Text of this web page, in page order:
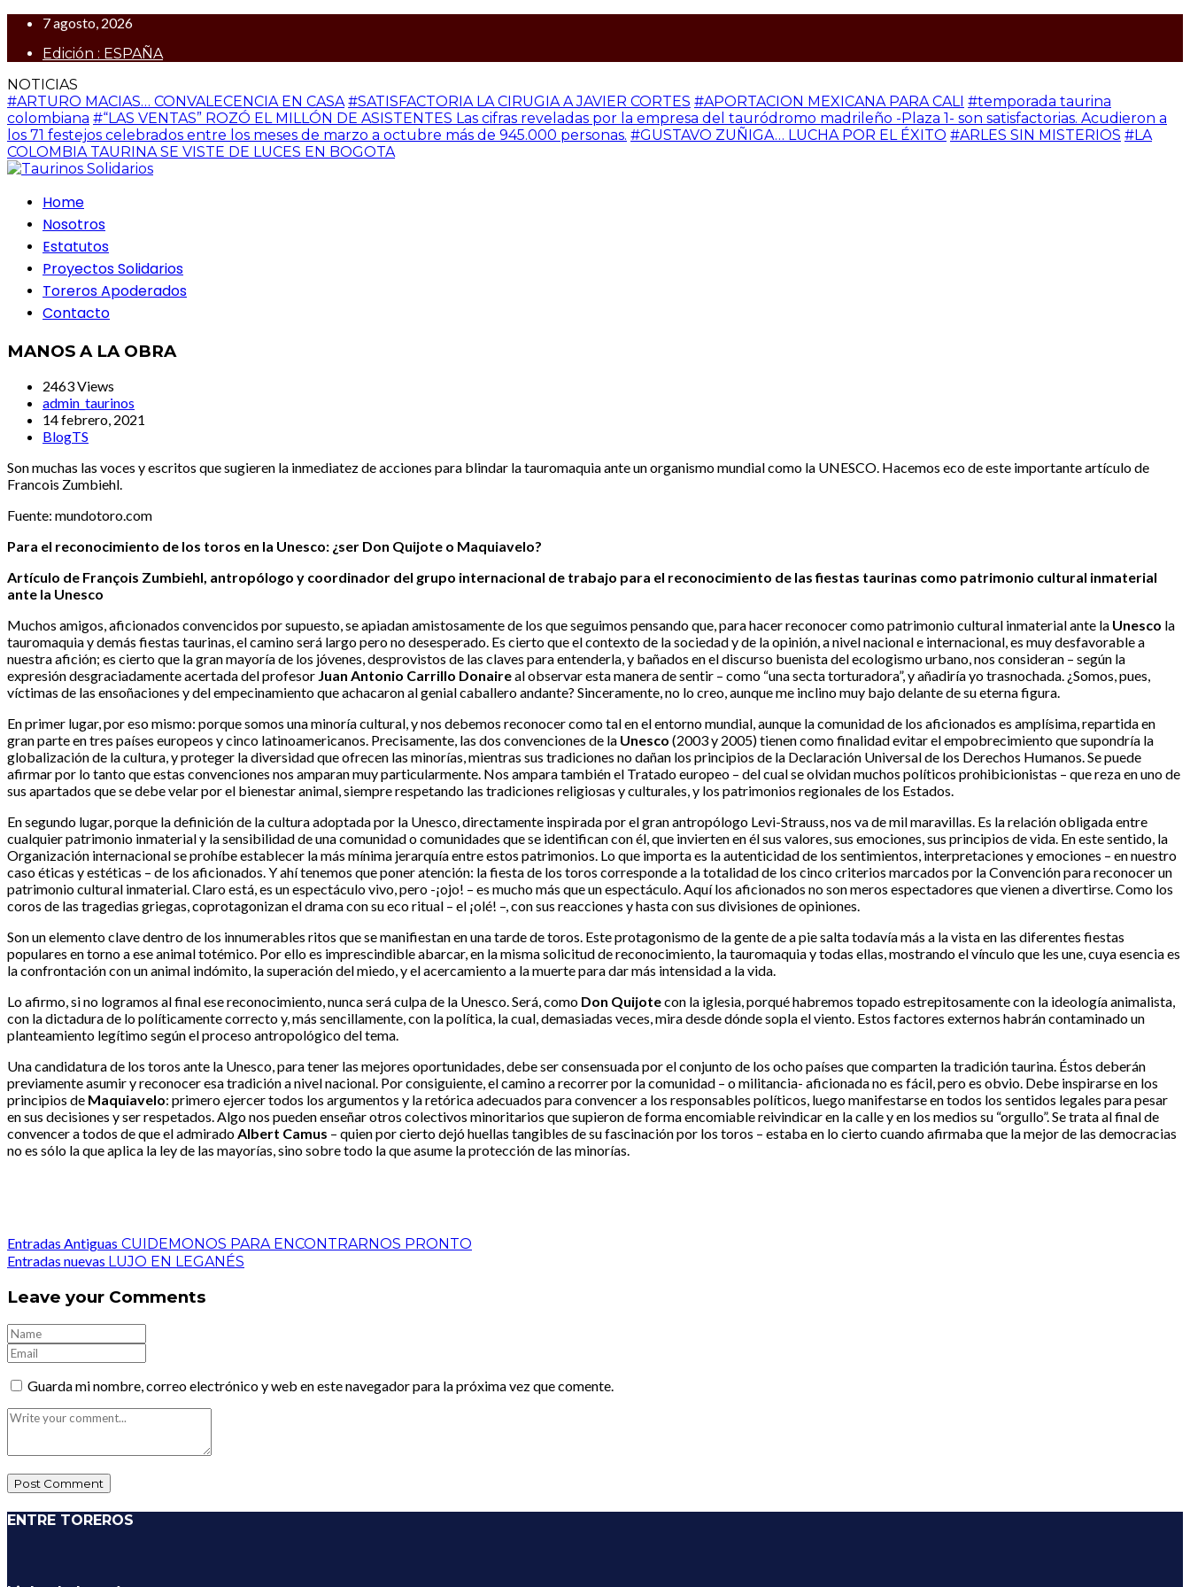
7 agosto, 2026
Edición : ESPAÑA
NOTICIAS
#ARTURO MACIAS… CONVALECENCIA EN CASA #SATISFACTORIA LA CIRUGIA A JAVIER CORTES #APORTACION MEXICANA PARA CALI #temporada taurina
colombiana #“LAS VENTAS” ROZÓ EL MILLÓN DE ASISTENTES Las cifras reveladas por la empresa del tauródromo madrileño -Plaza 1- son satisfactorias. Acudieron a
los 71 festejos celebrados entre los meses de marzo a octubre más de 945.000 personas. #GUSTAVO ZUÑIGA… LUCHA POR EL ÉXITO #ARLES SIN MISTERIOS #LA
COLOMBIA TAURINA SE VISTE DE LUCES EN BOGOTA
Home
Nosotros
Estatutos
Proyectos Solidarios
Toreros Apoderados
Contacto
MANOS A LA OBRA
2463 Views
admin_taurinos
14 febrero, 2021
BlogTS
Son muchas las voces y escritos que sugieren la inmediatez de acciones para blindar la tauromaquia ante un organismo mundial como la UNESCO. Hacemos eco de este importante artículo de
Francois Zumbiehl.
Fuente: mundotoro.com
Para el reconocimiento de los toros en la Unesco: ¿ser Don Quijote o Maquiavelo?
Artículo de François Zumbiehl, antropólogo y coordinador del grupo internacional de trabajo para el reconocimiento de las fiestas taurinas como patrimonio cultural inmaterial
ante la Unesco
Muchos amigos, aficionados convencidos por supuesto, se apiadan amistosamente de los que seguimos pensando que, para hacer reconocer como patrimonio cultural inmaterial ante la Unesco la
tauromaquia y demás fiestas taurinas, el camino será largo pero no desesperado. Es cierto que el contexto de la sociedad y de la opinión, a nivel nacional e internacional, es muy desfavorable a
nuestra afición; es cierto que la gran mayoría de los jóvenes, desprovistos de las claves para entenderla, y bañados en el discurso buenista del ecologismo urbano, nos consideran – según la
expresión desgraciadamente acertada del profesor Juan Antonio Carrillo Donaireal observar esta manera de sentir – como “una secta torturadora”, y añadiría yo trasnochada. ¿Somos, pues,
víctimas de las ensoñaciones y del empecinamiento que achacaron al genial caballero andante? Sinceramente, no lo creo, aunque me inclino muy bajo delante de su eterna figura.
En primer lugar, por eso mismo: porque somos una minoría cultural, y nos debemos reconocer como tal en el entorno mundial, aunque la comunidad de los aficionados es amplísima, repartida en
gran parte en tres países europeos y cinco latinoamericanos. Precisamente, las dos convenciones de la Unesco (2003 y 2005) tienen como finalidad evitar el empobrecimiento que supondría la
globalización de la cultura, y proteger la diversidad que ofrecen las minorías, mientras sus tradiciones no dañan los principios de la Declaración Universal de los Derechos Humanos. Se puede
afirmar por lo tanto que estas convenciones nos amparan muy particularmente. Nos ampara también el Tratado europeo – del cual se olvidan muchos políticos prohibicionistas – que reza en uno de
sus apartados que se debe velar por el bienestar animal, siempre respetando las tradiciones religiosas y culturales, y los patrimonios regionales de los Estados.
En segundo lugar, porque la definición de la cultura adoptada por la Unesco, directamente inspirada por el gran antropólogo Levi-Strauss, nos va de mil maravillas. Es la relación obligada entre
cualquier patrimonio inmaterial y la sensibilidad de una comunidad o comunidades que se identifican con él, que invierten en él sus valores, sus emociones, sus principios de vida. En este sentido, la
Organización internacional se prohíbe establecer la más mínima jerarquía entre estos patrimonios. Lo que importa es la autenticidad de los sentimientos, interpretaciones y emociones – en nuestro
caso éticas y estéticas – de los aficionados. Y ahí tenemos que poner atención: la fiesta de los toros corresponde a la totalidad de los cinco criterios marcados por la Convención para reconocer un
patrimonio cultural inmaterial. Claro está, es un espectáculo vivo, pero -¡ojo! – es mucho más que un espectáculo. Aquí los aficionados no son meros espectadores que vienen a divertirse. Como los
coros de las tragedias griegas, coprotagonizan el drama con su eco ritual – el ¡olé! –, con sus reacciones y hasta con sus divisiones de opiniones.
Son un elemento clave dentro de los innumerables ritos que se manifiestan en una tarde de toros. Este protagonismo de la gente de a pie salta todavía más a la vista en las diferentes fiestas
populares en torno a ese animal totémico. Por ello es imprescindible abarcar, en la misma solicitud de reconocimiento, la tauromaquia y todas ellas, mostrando el vínculo que les une, cuya esencia es
la confrontación con un animal indómito, la superación del miedo, y el acercamiento a la muerte para dar más intensidad a la vida.
Lo afirmo, si no logramos al final ese reconocimiento, nunca será culpa de la Unesco. Será, como Don Quijotecon la iglesia, porqué habremos topado estrepitosamente con la ideología animalista,
con la dictadura de lo políticamente correcto y, más sencillamente, con la política, la cual, demasiadas veces, mira desde dónde sopla el viento. Estos factores externos habrán contaminado un
planteamiento legítimo según el proceso antropológico del tema.
Una candidatura de los toros ante la Unesco, para tener las mejores oportunidades, debe ser consensuada por el conjunto de los ocho países que comparten la tradición taurina. Éstos deberán
previamente asumir y reconocer esa tradición a nivel nacional. Por consiguiente, el camino a recorrer por la comunidad – o militancia- aficionada no es fácil, pero es obvio. Debe inspirarse en los
principios de Maquiavelo: primero ejercer todos los argumentos y la retórica adecuados para convencer a los responsables políticos, luego manifestarse en todos los sentidos legales para pesar
en sus decisiones y ser respetados. Algo nos pueden enseñar otros colectivos minoritarios que supieron de forma encomiable reivindicar en la calle y en los medios su “orgullo”. Se trata al final de
convencer a todos de que el admiradoAlbert Camus – quien por cierto dejó huellas tangibles de su fascinación por los toros – estaba en lo cierto cuando afirmaba que la mejor de las democracias
no es sólo la que aplica la ley de las mayorías, sino sobre todo la que asume la protección de las minorías.
Entradas Antiguas CUIDEMONOS PARA ENCONTRARNOS PRONTO
Entradas nuevas LUJO EN LEGANÉS
Leave your Comments
Guarda mi nombre, correo electrónico y web en este navegador para la próxima vez que comente.
ENTRE TOREROS